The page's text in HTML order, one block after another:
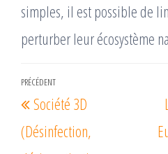
simples, il est possible de
perturber leur écosystème
Navigation
de
l’article
Article
précédent
PRÉCÉDENT
Société 3D
(Désinfection,